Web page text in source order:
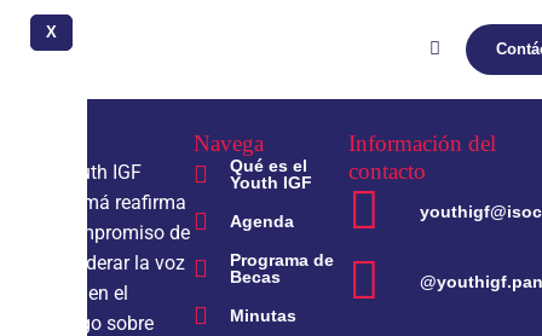
X
El Youth IGF
Panamá reafirma
el compromiso de
empoderar la voz
joven en el
diálogo sobre
Navega
Qué es el
Youth IGF
Agenda
Programa de
Becas
Minutas
Información del
contacto